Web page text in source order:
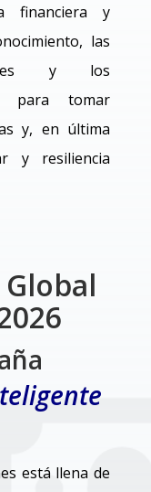
financiera y
las
y los
para tomar
y, en última
y resiliencia
está llena de